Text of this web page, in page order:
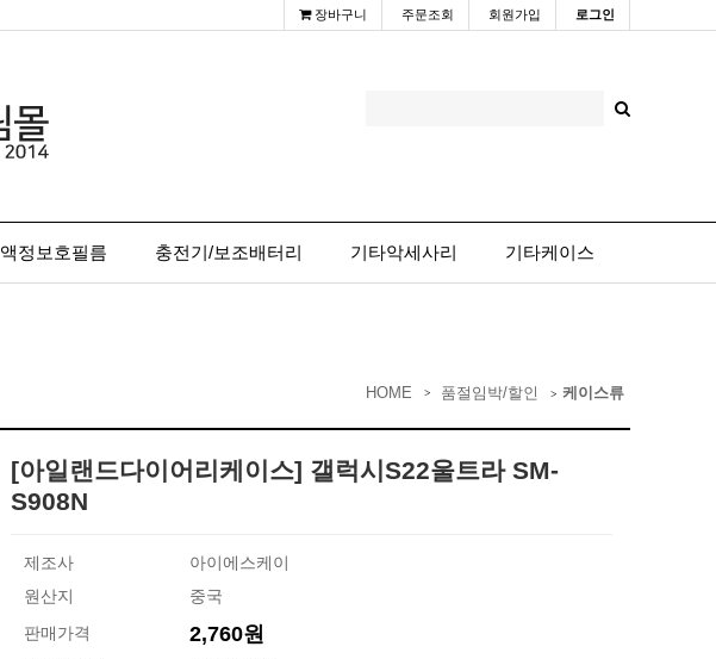
장바구니 주문조회 회원가입 로그인
액정보호필름 충전기/보조배터리 기타악세사리 기타케이스
HOME 품절임박/할인 케이스류
[아일랜드다이어리케이스] 갤럭시S22울트라 SM-
S908N
제조사
아이에스케이
원산지
중국
판매가격
2,760원